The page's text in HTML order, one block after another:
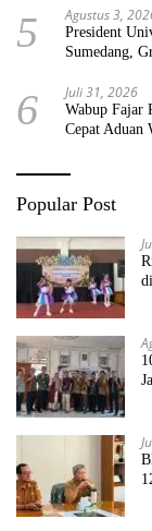
5 Agustus 3,
President
Sumedang,
6 Juli 31, 2026
Wabup Fajar
Cepat Aduan
Popular Post